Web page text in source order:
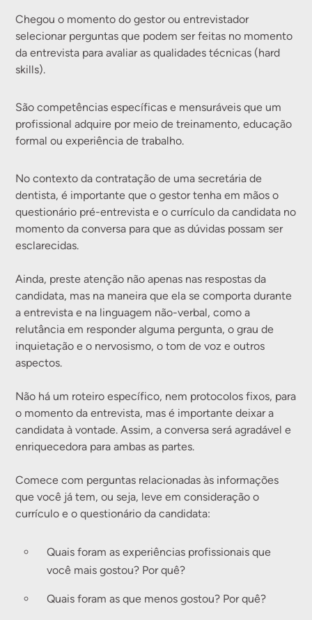
Chegou o momento do gestor ou entrevistador
selecionar perguntas que podem ser feitas no momento
da entrevista para avaliar as qualidades técnicas (hard
skills).
São competências específicas e mensuráveis que um
profissional adquire por meio de treinamento, educação
formal ou experiência de trabalho.
No contexto da contratação de uma secretária de
dentista, é importante que o gestor tenha em mãos o
questionário pré-entrevista e o currículo da candidata no
momento da conversa para que as dúvidas possam ser
esclarecidas.
Ainda, preste atenção não apenas nas respostas da
candidata, mas na maneira que ela se comporta durante
a entrevista e na linguagem não-verbal, como a
relutância em responder alguma pergunta, o grau de
inquietação e o nervosismo, o tom de voz e outros
aspectos.
Não há um roteiro específico, nem protocolos fixos, para
o momento da entrevista, mas é importante deixar a
candidata à vontade. Assim, a conversa será agradável e
enriquecedora para ambas as partes.
Comece com perguntas relacionadas às informações
que você já tem, ou seja, leve em consideração o
currículo e o questionário da candidata:
Quais foram as experiências profissionais que
você mais gostou? Por quê?
Quais foram as que menos gostou? Por quê?